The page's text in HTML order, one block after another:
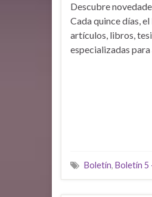
Descubre
Cada quince días,
artículos, libros,
especializadas
Boletín, Boletín 5